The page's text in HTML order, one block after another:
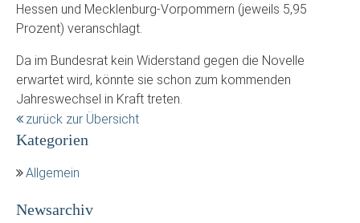
Hessen und Mecklenburg-Vorpommern (jeweils 5,95
Prozent) veranschlagt.
Da im Bundesrat kein Widerstand gegen die Novelle
erwartet wird, könnte sie schon zum kommenden
Jahreswechsel in Kraft treten.
zurück zur Übersicht
Kategorien
Allgemein
Newsarchiv